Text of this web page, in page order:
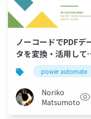
ノーコードでPDFデ
タを変換・活用して
た話
power automate
Noriko
Matsumoto